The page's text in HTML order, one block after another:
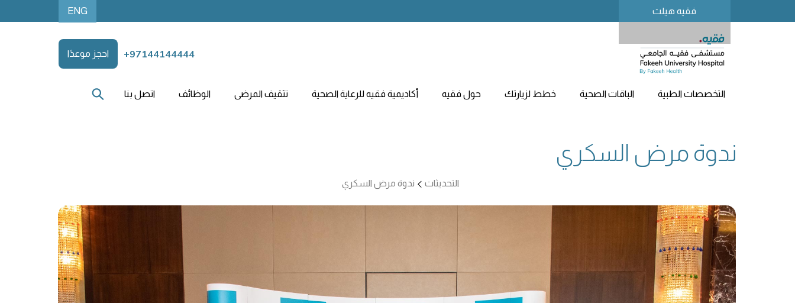
فقيه هيلث ENG
+97144144444 احجز موعدًا
التخصصات الطبية الباقات الصحية خطط لزيارتك حول فقيه أكاديمية فقيه للرعاية الصحية تثقيف المرضى الوظائف اتصل بنا
ندوة مرض السكري
التحديثات ندوة مرض السكري